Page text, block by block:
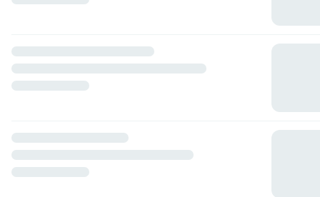
Chocolate de Crema— $15.00 MXN
Pistache de Crema— $15.00 MXN
Oreo de Crema
Zarzamora de Crema— $15.00 MXN
Vainilla de Crema— $15.00 MXN
Coco de Crema— $15.00 MXN
Unicornio de Crema